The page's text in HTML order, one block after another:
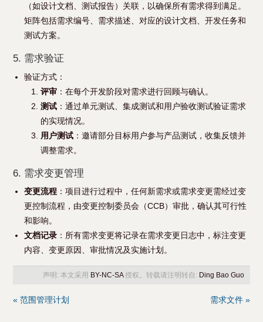
（如设计文档、测试报告）关联，以确保所有需求得到满足。
矩阵包括需求编号、需求描述、对应的设计文档、开发任务和
测试方案。
5. 需求验证
验证方式：
评审：在每个开发阶段对需求进行回顾与确认。
测试：通过单元测试、集成测试和用户验收测试验证需求
的实现情况。
用户测试：邀请部分目标用户参与产品测试，收集反馈并
调整需求。
6. 需求变更管理
变更流程：项目进行过程中，任何新需求或需求变更需经过变
更控制流程，由变更控制委员会（CCB）审批，确认其可行性
和影响。
文档记录：所有需求变更将记录在需求变更日志中，标注变更
内容、变更原因、审批情况及实施计划。
声明: 本文采用 BY-NC-SA授权。转载请注明转自: Ding Bao Guo
« 范围管理计划 需求文件 »